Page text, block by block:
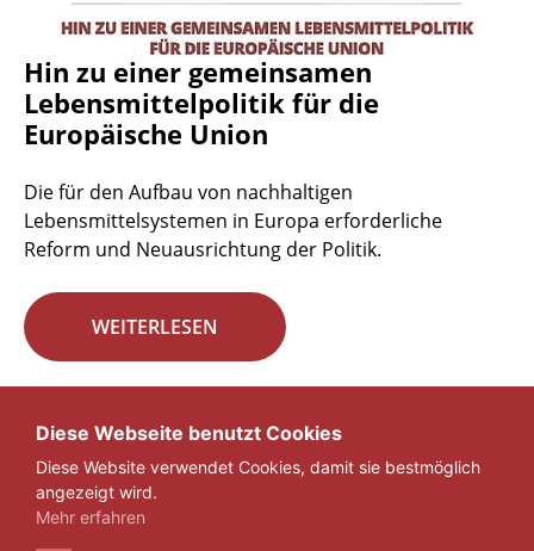
Hin zu einer gemeinsamen
Lebensmittelpolitik für die
Europäische Union
Die für den Aufbau von nachhaltigen
Lebensmittelsystemen in Europa erforderliche
Reform und Neuausrichtung der Politik.
WEITERLESEN
« 1 ... 27 28 29
Diese Webseite benutzt Cookies
Diese Website verwendet Cookies, damit sie bestmöglich
angezeigt wird.
Mehr erfahren